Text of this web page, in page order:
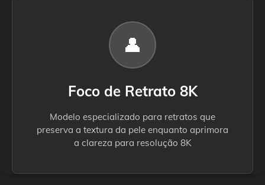
👤
Foco de Retrato 8K
Modelo especializado para retratos que
preserva a textura da pele enquanto aprimora
a clareza para resolução 8K